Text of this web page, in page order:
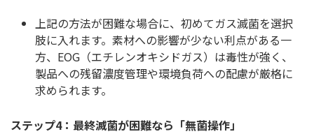
上記の方法が困難な場合に、初めてガス滅菌を選択
肢に入れます。素材への影響が少ない利点がある一
方、EOG（エチレンオキシドガス）は毒性が強く、
製品への残留濃度管理や環境負荷への配慮が厳格に
求められます。
ステップ4：最終滅菌が困難なら「無菌操作」